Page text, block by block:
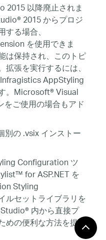
2015 以降廃止されま
2015 からプロジ
る場合、
を使用できま
は保持され、このトピ
張を実行するには、
AppStyling
。Microsoft® Visual
ご使用の場合もアド
別の .vsix インストー
Configuration ツ
for ASP.NET を
Styling
セットライブラリを
内から直接プ
めの便利な方法を提供